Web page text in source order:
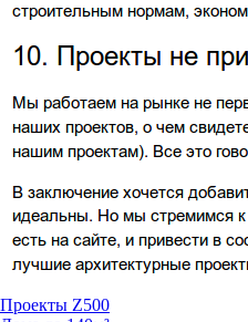
Проекты Z500